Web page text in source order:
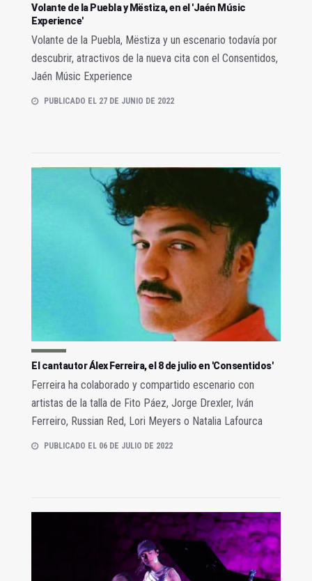
Volante de la Puebla y Mëstiza, en el 'Jaén Músic
Experience'
Volante de la Puebla, Mëstiza y un escenario todavía por
descubrir, atractivos de la nueva cita con el Consentidos,
Jaén Músic Experience
PUBLICADO EL 27 DE JUNIO DE 2022
El cantautor Álex Ferreira, el 8 de julio en 'Consentidos'
Ferreira ha colaborado y compartido escenario con
artistas de la talla de Fito Páez, Jorge Drexler, Iván
Ferreiro, Russian Red, Lori Meyers o Natalia Lafourca
PUBLICADO EL 06 DE JULIO DE 2022